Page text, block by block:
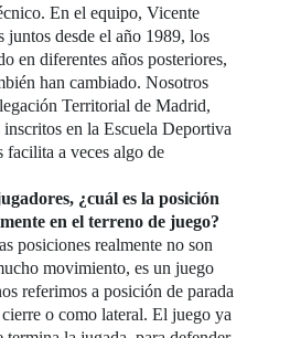
En el equipo, Vicente
desde el año 1989, los
en diferentes años posteriores,
han cambiado. Nosotros
Territorial de Madrid,
inscritos en la Escuela Deportiva
facilita a veces algo de
¿cuál es la posición
en el terreno de juego?
posiciones realmente no son
movimiento, es un juego
referimos a posición de parada
o como lateral. El juego ya